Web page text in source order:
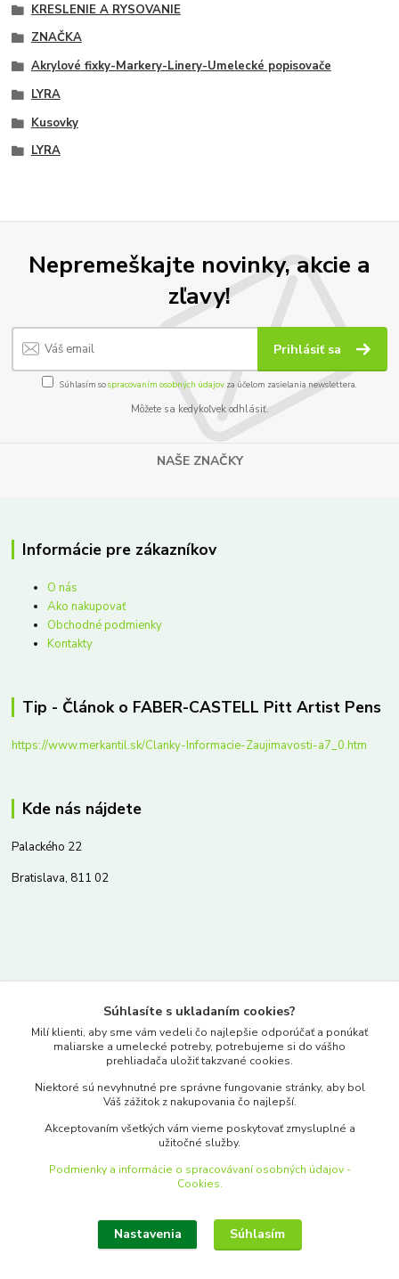
KRESLENIE A RYSOVANIE
ZNAČKA
Akrylové fixky-Markery-Linery-Umelecké popisovače
LYRA
Kusovky
LYRA
Nepremeškajte novinky, akcie a
zľavy!
Prihlásiť sa
Súhlasím sospracovaním osobných údajov za účelom zasielania newslettera.
Môžete sa kedykoľvek odhlásiť.
NAŠE ZNAČKY
Informácie pre zákazníkov
O nás
Ako nakupovať
Obchodné podmienky
Kontakty
Tip - Článok o FABER-CASTELL Pitt Artist Pens
https://www.merkantil.sk/Clanky-Informacie-Zaujimavosti-a7_0.htm
Kde nás nájdete
Palackého 22
Bratislava, 811 02
www.merkantil.sk
Pondelok-Piatok: 9.00-17.00hod.
objednavky@merkantil-obchod.sk
Upraviť zber cookies.
Súhlasíte s ukladaním cookies?
Milí klienti, aby sme vám vedeli čo najlepšie odporúčať a ponúkať
maliarske a umelecké potreby, potrebujeme si do vášho
prehliadača uložiť takzvané cookies.
Niektoré sú nevyhnutné pre správne fungovanie stránky, aby bol
Váš zážitok z nakupovania čo najlepší.
Akceptovaním všetkých vám vieme poskytovať zmysluplné a
užitočné služby.
Podmienky a informácie o spracovávaní osobných údajov -
Cookies.
Nastavenia Súhlasím